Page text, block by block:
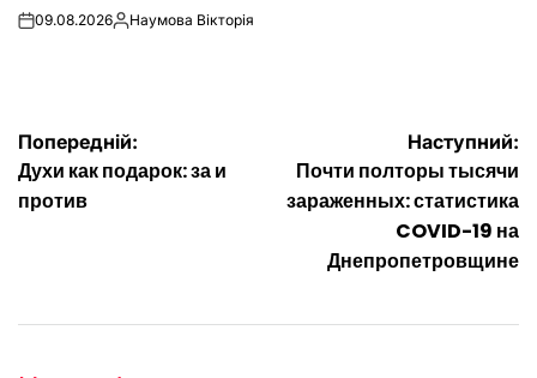
on09.08.2026Опубліковано
Наумова Вікторія
Навігація
записів
Попередній:
Духи как подарок: за и
против
Наступний:
Почти полторы тысячи
зараженных: статистика
COVID-19 на
Днепропетровщине